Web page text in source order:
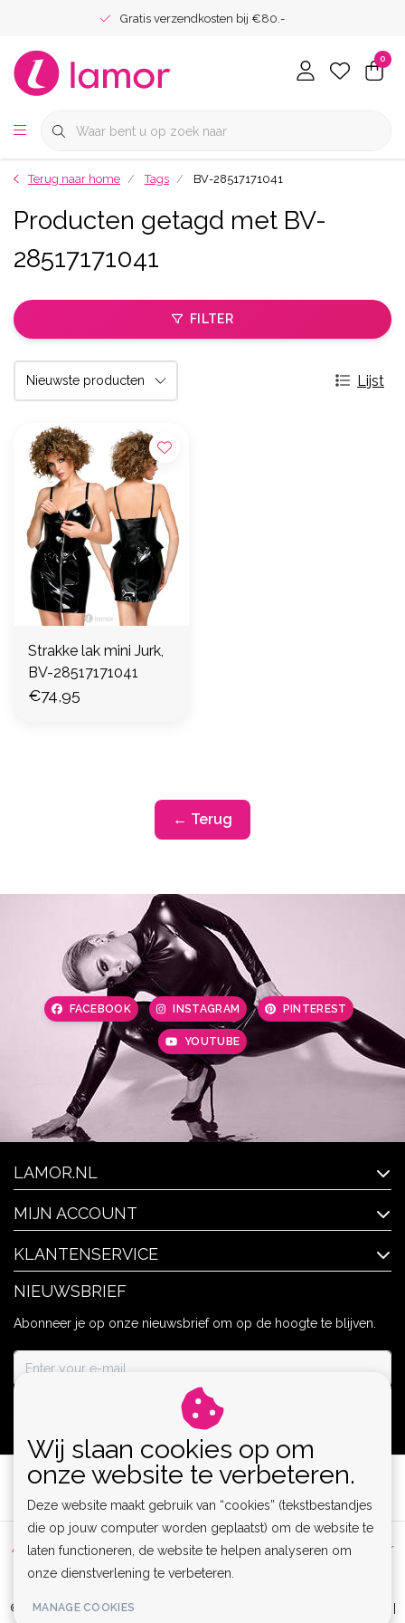
Gratis verzendkosten bij €80.-
0
Terug naar home Tags BV-28517171041
Producten getagd met BV-
28517171041
FILTER
Lijst
Strakke lak mini Jurk,
BV-28517171041
€74,95
← Terug
FACEBOOK INSTAGRAM PINTEREST
YOUTUBE
LAMOR.NL
MIJN ACCOUNT
KLANTENSERVICE
NIEUWSBRIEF
Abonneer je op onze nieuwsbrief om op de hoogte te blijven.
Algemene voorwaarden | Privacy Policy | Sitemap |
Disclaimer
RSS Feed
© Copyright 2026 - Lamor | Clubwear, Lingerie & Kinky Fashion XS-6XL |
Wij slaan cookies op om
onze website te verbeteren.
Deze website maakt gebruik van “cookies” (tekstbestandjes
die op jouw computer worden geplaatst) om de website te
laten functioneren, de website te helpen analyseren om
onze dienstverlening te verbeteren.
MANAGE COOKIES